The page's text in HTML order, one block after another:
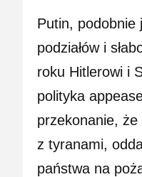
Putin, podobnie
podziałów i
roku Hitlerowi i
polityka
przekonanie, że
z tyranami,
państwa na